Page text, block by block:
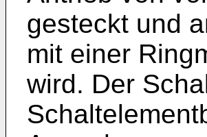
gesteckt und
mit einer
wird. Der